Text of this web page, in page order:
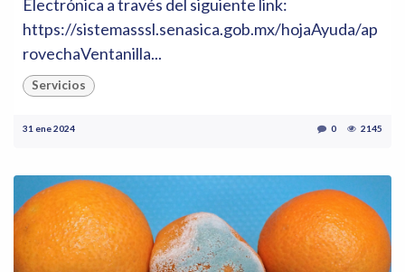
Electrónica a través del siguiente link:
https://sistemasssl.senasica.gob.mx/hojaAyuda/ap
rovechaVentanilla...
Servicios
31 ene 2024 0 2145